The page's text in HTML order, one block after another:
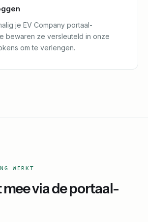
je EV Company portaal-
bewaren ze versleuteld in onze
om te verlengen.
WERKT
mee via de portaal-